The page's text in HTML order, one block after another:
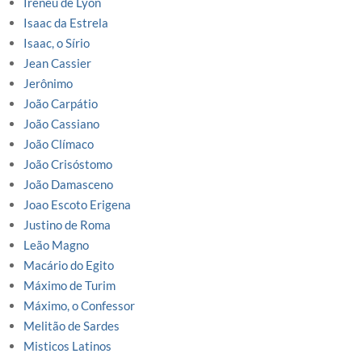
Isaac da Estrela
Isaac, o Sírio
Jean Cassier
Jerônimo
João Carpátio
João Cassiano
João Clímaco
João Crisóstomo
João Damasceno
Joao Escoto Erigena
Justino de Roma
Leão Magno
Macário do Egito
Máximo de Turim
Máximo, o Confessor
Melitão de Sardes
Misticos Latinos